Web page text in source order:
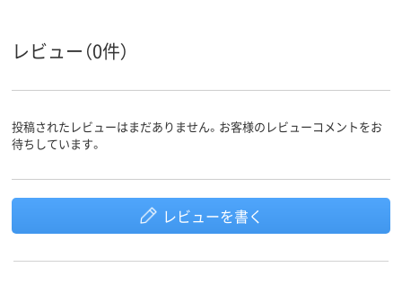
レビュー（0件）
投稿されたレビューはまだありません。お客様のレビューコメントをお
待ちしています。
レビューを書く